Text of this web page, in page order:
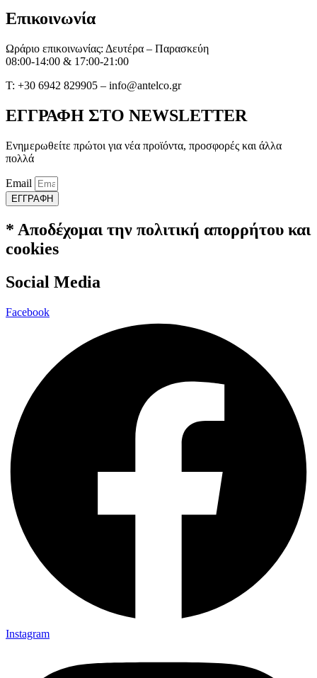
Επικοινωνία
Ωράριο επικοινωνίας: Δευτέρα – Παρασκεύη
08:00-14:00 & 17:00-21:00
T: +30 6942 829905 – info@antelco.gr
ΕΓΓΡΑΦΗ ΣΤΟ NEWSLETTER
Ενημερωθείτε πρώτοι για νέα προϊόντα, προσφορές και άλλα
πολλά
Email
ΕΓΓΡΑΦΗ
* Αποδέχομαι την πολιτική απορρήτου και
cookies
Social Media
Facebook
Instagram